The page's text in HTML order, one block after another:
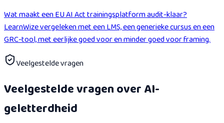
Wat maakt een EU AI Act trainingsplatform audit-klaar?
LearnWize vergeleken met een LMS, een generieke cursus en een
GRC-tool, met eerlijke goed voor en minder goed voor framing.
Veelgestelde vragen
Veelgestelde vragen over AI-
geletterdheid